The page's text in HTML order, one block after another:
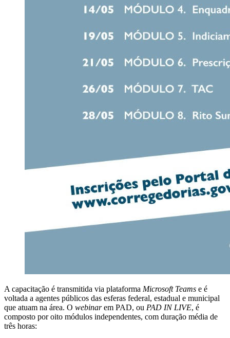
A capacitação é transmitida via plataforma Microsoft Teams e é
voltada a agentes públicos das esferas federal, estadual e municipal
que atuam na área. O webinarem PAD, ou PAD IN LIVE, é
composto por oito módulos independentes, com duração média de
três horas: